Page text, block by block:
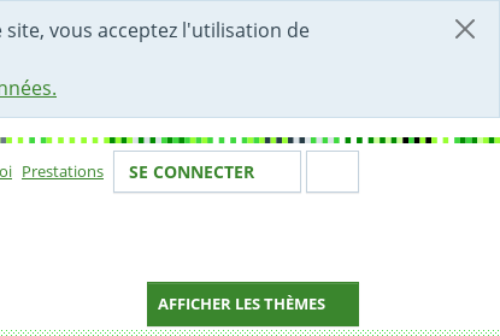
vous acceptez l'utilisation de
Prestations Votre identité
SE CONNECTER
AFFICHER LES THÈMES